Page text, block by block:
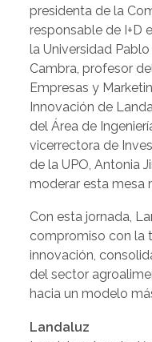
presidenta de la
responsable de I+D
la Universidad
Cambra, profesor
Empresas y
Innovación de
del Área de
vicerrectora de
de la UPO, Antonia
moderar esta mesa
Con esta jornada,
compromiso con la
innovación,
del sector
hacia un modelo
Landaluz